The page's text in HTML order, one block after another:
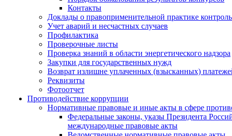
Контакты
Доклады о правоприменительной практике
Учет аварий и несчастных случаев
Профилактика
Проверочные листы
Проверка знаний в области энергетического надзора
Закупки для государственных нужд
Возврат излишне уплаченных (взысканных)
Реквизиты
Фотоотчет
Противодействие коррупции
Нормативные правовые и иные акты в сфере
Федеральные законы, указы Президента
международные правовые акты